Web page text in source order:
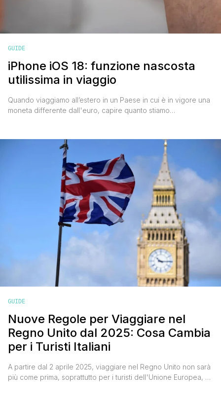
GUIDE
iPhone iOS 18: funzione nascosta
utilissima in viaggio
Quando viaggiamo all’estero in un Paese in cui è in vigore una
moneta differente dall'euro, capire quanto stiamo
credito e a vedere i pagamenti elettronici come la soluzione
più semplice, il cambio valuta rimane [']
GUIDE
Nuove Regole per Viaggiare nel
Regno Unito dal 2025: Cosa Cambia
per i Turisti Italiani
A partire dal 2 aprile 2025, viaggiare nel Regno Unito non sarà
più come prima, soprattutto per i turisti dell'Unione Europea, e